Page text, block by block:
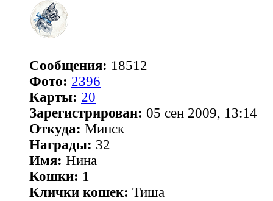
Сообщения: 18512
Фото: 2396
Карты: 20
Зарегистрирован: 05 сен 2009, 13:14
Откуда: Минск
Награды: 32
Имя: Нина
Кошки: 1
Клички кошек: Тиша